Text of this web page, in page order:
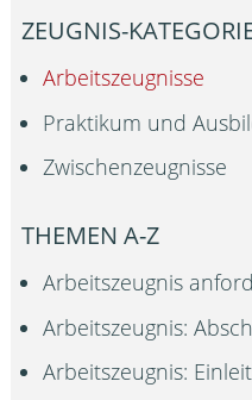
ZEUGNIS-
Arbeitszeugnisse
Praktikum und
Zwischenzeugnisse
THEMEN A-Z
Arbeitszeugnis
Arbeitszeugnis:
Arbeitszeugnis: